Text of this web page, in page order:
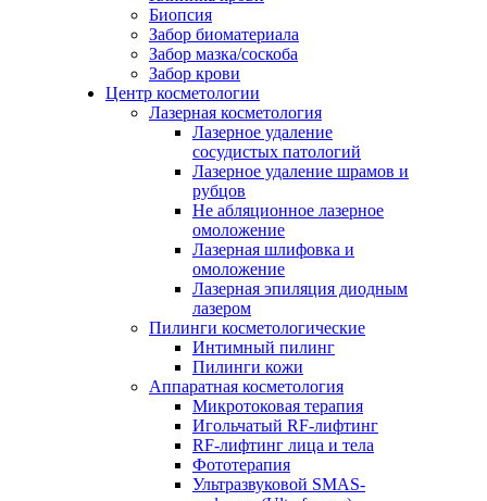
Биопсия
Забор биоматериала
Забор мазка/соскоба
Забор крови
Центр косметологии
Лазерная косметология
Лазерное удаление
сосудистых патологий
Лазерное удаление шрамов и
рубцов
Не абляционное лазерное
омоложение
Лазерная шлифовка и
омоложение
Лазерная эпиляция диодным
лазером
Пилинги косметологические
Интимный пилинг
Пилинги кожи
Аппаратная косметология
Микротоковая терапия
Игольчатый RF-лифтинг
RF-лифтинг лица и тела
Фототерапия
Ультразвуковой SMAS-